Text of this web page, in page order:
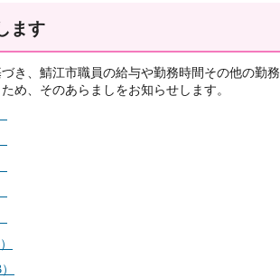
ます
き、鯖江市職員の給与や勤務時間その他の勤務
め、そのあらましをお知らせします。